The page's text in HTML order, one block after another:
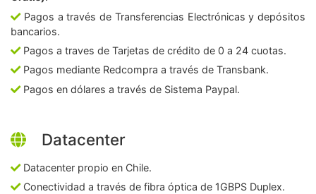
Pagos a través de Transferencias Electrónicas y depósitos
bancarios.
Pagos a traves de Tarjetas de crédito de 0 a 24 cuotas.
Pagos mediante Redcompra a través de Transbank.
Pagos en dólares a través de Sistema Paypal.
Datacenter
Datacenter propio en Chile.
Conectividad a través de fibra óptica de 1GBPS Duplex.